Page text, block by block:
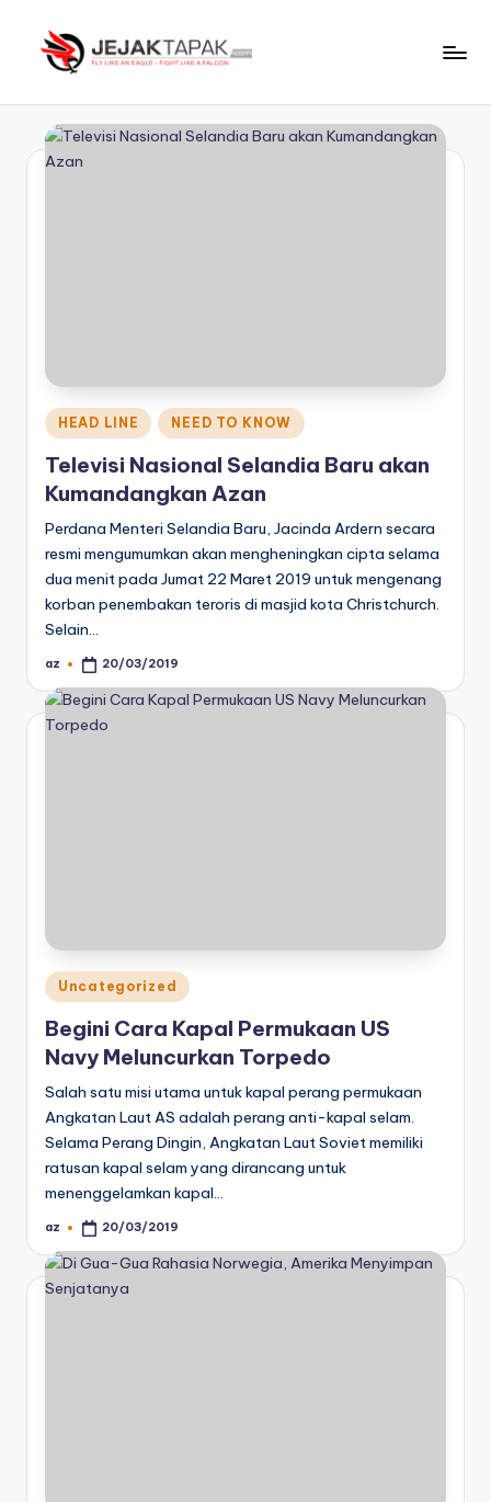
e
a
k
An
Eagle
Posted
in
HEAD LINE NEED TO KNOW
Televisi Nasional Selandia Baru akan
Kumandangkan Azan
Perdana Menteri Selandia Baru, Jacinda Ardern secara
resmi mengumumkan akan mengheningkan cipta selama
dua menit pada Jumat 22 Maret 2019 untuk mengenang
korban penembakan teroris di masjid kota Christchurch.
Selain…
Posted
az 20/03/2019
Posted
in
Uncategorized
Begini Cara Kapal Permukaan US
Navy Meluncurkan Torpedo
Salah satu misi utama untuk kapal perang permukaan
Angkatan Laut AS adalah perang anti-kapal selam.
Selama Perang Dingin, Angkatan Laut Soviet memiliki
ratusan kapal selam yang dirancang untuk
menenggelamkan kapal…
Posted
az 20/03/2019